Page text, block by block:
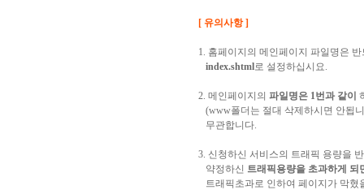
[ 유의사항 ]
1. 홈페이지의 메인페이지 파일명은
index.shtml로 설정하십시요.
2. 메인페이지의 파일명은 1번과 같이
(www폴더는 절대 삭제하시면 안됩
무관합니다.
3. 신청하신 서비스의 트래픽 용량을
약정하신 트래픽용량을 초과하게 되
트래픽초과로 인하여 페이지가 막혔